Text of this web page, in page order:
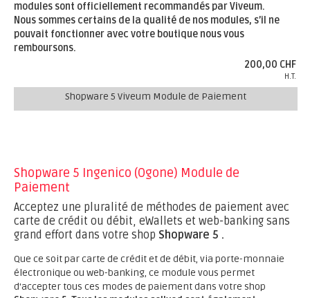
modules sont officiellement recommandés par Viveum.
Nous sommes certains de la qualité de nos modules, s’il ne
pouvait fonctionner avec votre boutique nous vous
remboursons.
200,00 CHF
H.T.
Shopware 5 Viveum Module de Paiement
Shopware 5 Ingenico (Ogone) Module de
Paiement
Acceptez une pluralité de méthodes de paiement avec
carte de crédit ou débit, eWallets et web-banking sans
grand effort dans votre shop Shopware 5 .
Que ce soit par carte de crédit et de débit, via porte-monnaie
électronique ou web-banking, ce module vous permet
d'accepter tous ces modes de paiement dans votre shop